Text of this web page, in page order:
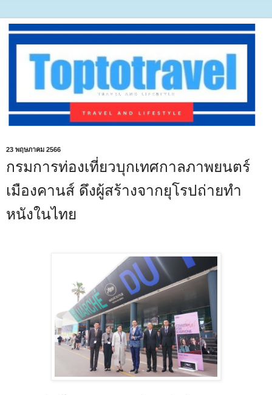
23 พฤษภาคม 2566
กรมการท่องเที่ยวบุกเทศกาลภาพยนตร์
เมืองคานส์ ดึงผู้สร้างจากยุโรปถ่ายทำ
หนังในไทย